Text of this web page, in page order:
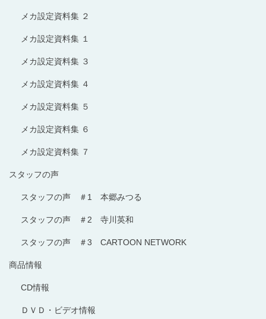
メカ設定資料集 ２
メカ設定資料集 １
メカ設定資料集 ３
メカ設定資料集 ４
メカ設定資料集 ５
メカ設定資料集 ６
メカ設定資料集 ７
スタッフの声
スタッフの声 ＃1 本郷みつる
スタッフの声 ＃2 寺川英和
スタッフの声 ＃3 CARTOON NETWORK
商品情報
CD情報
ＤＶＤ・ビデオ情報